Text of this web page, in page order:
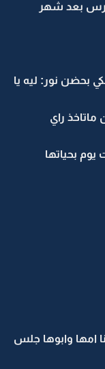
بعد شهر
نور: ليه يا
راي
بحياتها
امها وابوها جلس